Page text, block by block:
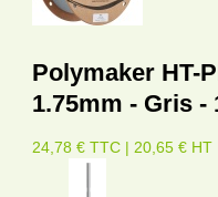
Polymaker HT-
1.75mm - Gris -
24,78 € TTC | 20,65 € HT